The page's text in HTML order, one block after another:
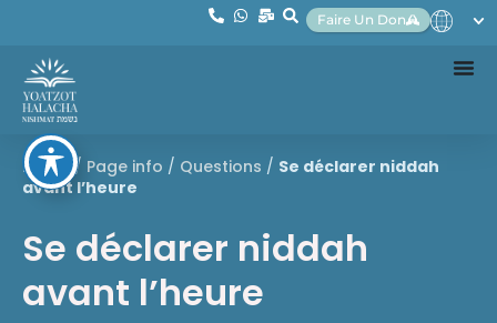
Faire Un Don
Home / Page info / Questions / Se déclarer niddah
avant l’heure
Se déclarer niddah
avant l’heure